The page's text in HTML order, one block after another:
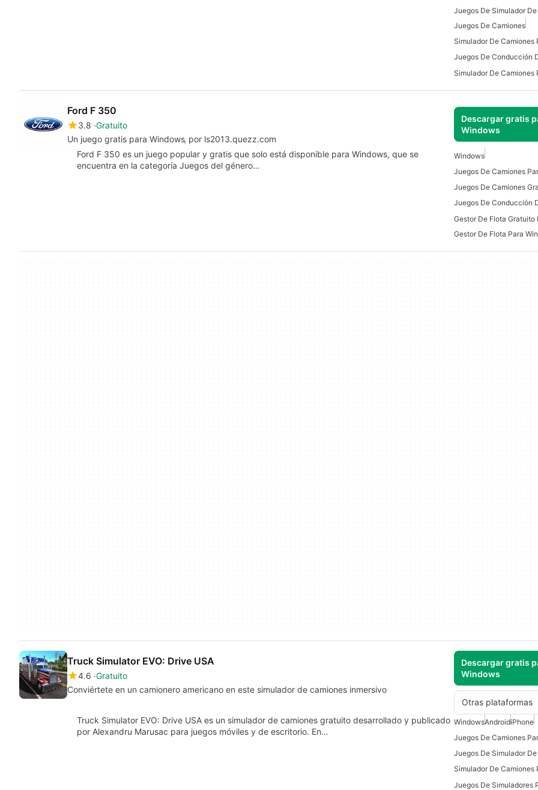
Juegos De Simulador
Juegos De Camiones
Simulador De Camiones
Juegos De Conducción
Ford F 350
3.8 Gratuito
Un juego gratis para Windows‚ por ls2013.quezz.com
Descargar gratis
Windows
Ford F 350 es un juego popular y gratis que solo está disponible para Windows, que se
encuentra en la categoría Juegos del género…
Windows
Juegos De Camiones
Gestor De Flota Gratuito
Gestor De Flota Para
Truck Simulator EVO: Drive USA
4.6 Gratuito
Conviértete en un camionero americano en este simulador de camiones inmersivo
Descargar gratis
Windows
Otras plataformas
Truck Simulator EVO: Drive USA es un simulador de camiones gratuito desarrollado y publicado
por Alexandru Marusac para juegos móviles y de escritorio. En…
WindowsAndroidiPhone
Juegos De Camiones
Juegos De Simuladores